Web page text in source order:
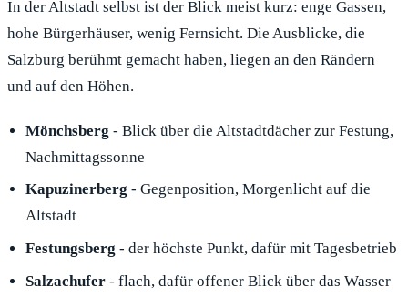
In der Altstadt selbst ist der Blick meist kurz: enge Gassen,
hohe Bürgerhäuser, wenig Fernsicht. Die Ausblicke, die
Salzburg berühmt gemacht haben, liegen an den Rändern
und auf den Höhen.
Mönchsberg - Blick über die Altstadtdächer zur Festung,
Nachmittagssonne
Kapuzinerberg - Gegenposition, Morgenlicht auf die
Altstadt
Festungsberg - der höchste Punkt, dafür mit Tagesbetrieb
Salzachufer - flach, dafür offener Blick über das Wasser